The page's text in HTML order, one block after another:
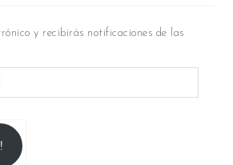
y recibirás notificaciones de las